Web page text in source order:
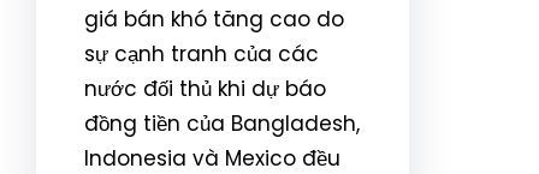
giá bán khó tăng cao do
sự cạnh tranh của các
nước đối thủ khi dự báo
đồng tiền của Bangladesh,
Indonesia và Mexico đều